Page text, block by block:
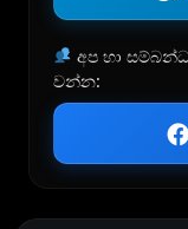
අප හා
වන්න: